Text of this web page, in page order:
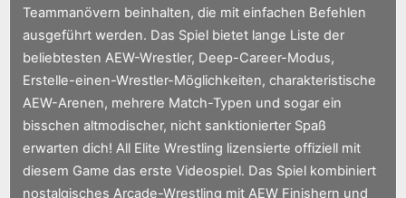
Teammanövern beinhalten, die mit einfachen Befehlen
ausgeführt werden. Das Spiel bietet lange Liste der
beliebtesten AEW-Wrestler, Deep-Career-Modus,
Erstelle-einen-Wrestler-Möglichkeiten, charakteristische
AEW-Arenen, mehrere Match-Typen und sogar ein
bisschen altmodischer, nicht sanktionierter Spaß
erwarten dich! All Elite Wrestling lizensierte offiziell mit
diesem Game das erste Videospiel. Das Spiel kombiniert
nostalgisches Arcade-Wrestling mit AEW Finishern und